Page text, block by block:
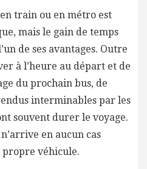
train ou en métro est
mais le gain de temps
de ses avantages. Outre
à l’heure au départ et de
du prochain bus, de
interminables par les
souvent durer le voyage.
en aucun cas
propre véhicule.